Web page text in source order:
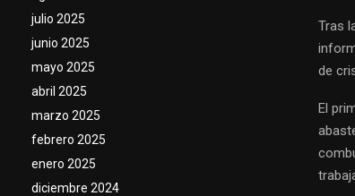
Tras
de
El
julio 2025
junio 2025
mayo 2025
abril 2025
marzo 2025
febrero 2025
enero 2025
diciembre 2024